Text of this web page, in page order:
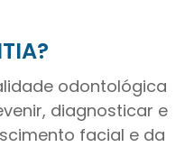
odontológica
diagnosticar e
facial e da